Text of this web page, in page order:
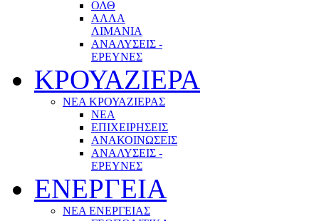
ΟΛΘ
ΑΛΛΑ
ΛΙΜΑΝΙΑ
ΑΝΑΛΥΣΕΙΣ -
ΕΡΕΥΝΕΣ
ΚΡΟΥΑΖΙΕΡΑ
ΝΕΑ ΚΡΟΥΑΖΙΕΡΑΣ
NEA
ΕΠΙΧΕΙΡΗΣΕΙΣ
ΑΝΑΚΟΙΝΩΣΕΙΣ
ΑΝΑΛΥΣΕΙΣ -
ΕΡΕΥΝΕΣ
ΕΝΕΡΓΕΙΑ
ΝΕΑ ΕΝΕΡΓΕΙΑΣ